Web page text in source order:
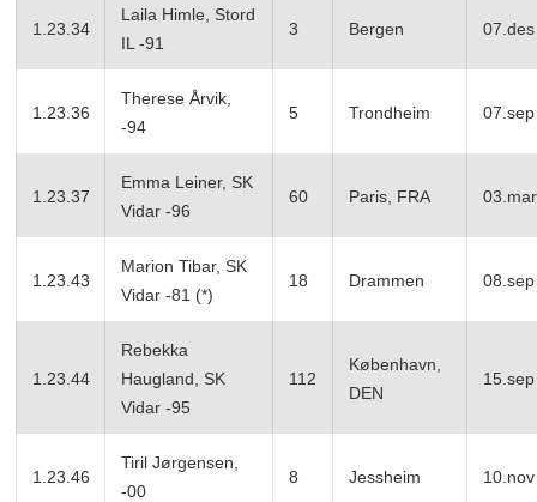
1.23.34
Laila Himle, Stord
IL -91
3 Bergen 07.des
1.23.36
Therese Årvik,
-94
5 Trondheim 07.sep
1.23.37
Emma Leiner, SK
Vidar -96
60 Paris, FRA 03.mar
1.23.43
Marion Tibar, SK
Vidar -81 (*)
18 Drammen 08.sep
1.23.44
Rebekka
Haugland, SK
Vidar -95
112
København,
DEN
15.sep
1.23.46
Tiril Jørgensen,
-00
8 Jessheim 10.nov